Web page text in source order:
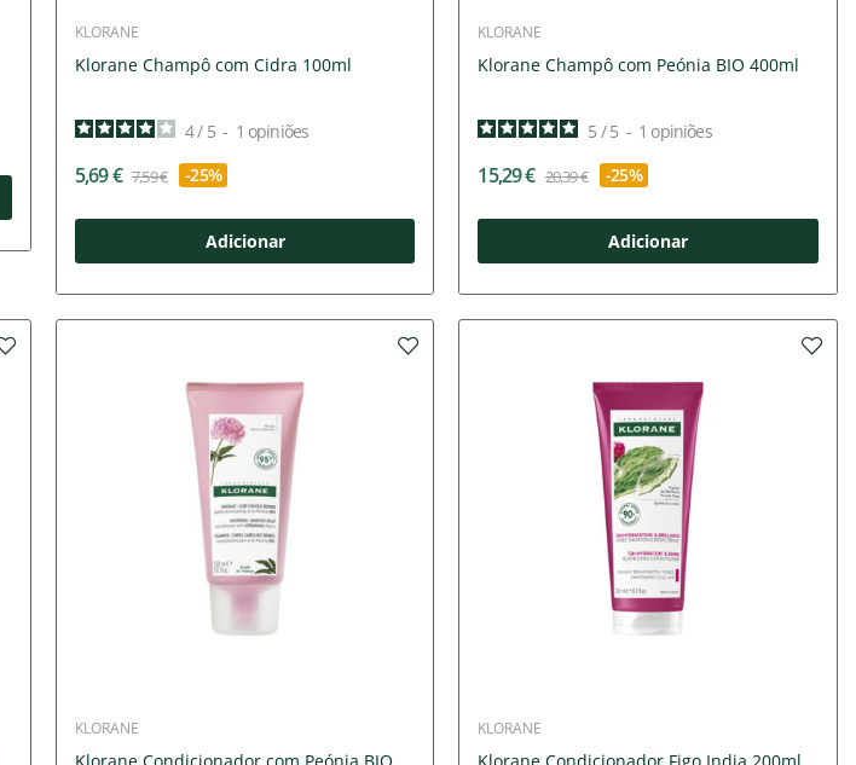
KLORANE
Klorane Champô com Cidra 100ml
4/ 5 - 1 opiniões
5,69 € 7,59 € -25%
Adicionar
KLORANE
Klorane Champô com Peónia BIO 400ml
5 / 5 - 1 opiniões
15,29 € 20,39 € -25%
Adicionar
KLORANE KLORANE